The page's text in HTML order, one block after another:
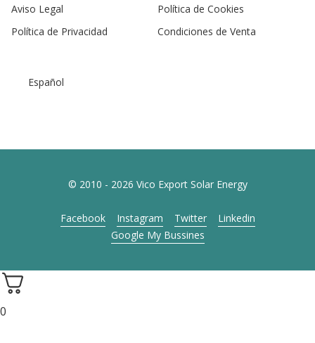
Aviso Legal
Política de Cookies
Política de Privacidad
Condiciones de Venta
Español
© 2010 - 2026 Vico Export Solar Energy
Facebook Instagram Twitter
Linkedin
Google My Bussines
0